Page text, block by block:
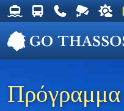
Δρομολόγια Φέρυ για
Δρομολόγια
ΧρήσιμαΖωντανή
Ο